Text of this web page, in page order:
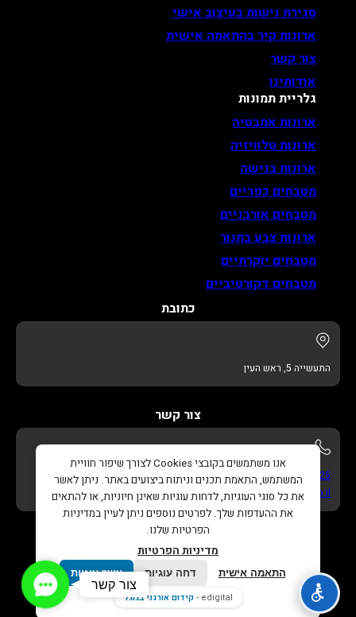
סגירת נישות בעיצוב אישי
ארונות קיר בהתאמה אישית
צור קשר
אודותינו
גלריית תמונות
ארונות אמבטיה
ארונות טלוויזיה
ארונות בנישה
מטבחים כפריים
מטבחים אורבניים
ארונות צבע בתנור
מטבחים יוקרתיים
מטבחים דקורטיביים
כתובת
התעשייה 5, ראש העין
צור קשר
052-622-3325
info@adikitchens.co.il
כל הזכויות שמורות © 2026 |
עדי מטבחים – נגרות בהתאמה
אישית
Edigital.co.il
אנו משתמשים בקובצי Cookies לצורך שיפור חוויית
המשתמש, התאמת תכנים וניתוח ביצועים באתר. ניתן לאשר
את כל סוגי העוגיות, לדחות עוגיות שאינן חיוניות, או להתאים
את ההעדפות שלך. לפרטים נוספים ניתן לעיין במדיניות
הפרטיות שלנו.
מדיניות הפרטיות
התאמה אישית דחה עוגיות אשר עוגיות
edigital - קידום אורגני בגוגל
Contact
Us
צור קשר